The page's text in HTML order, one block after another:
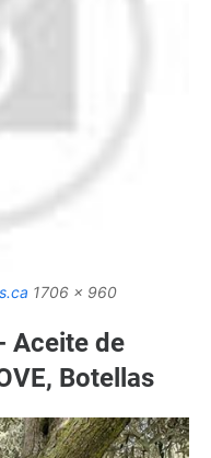
1706 x 960
Aceite de
Botellas